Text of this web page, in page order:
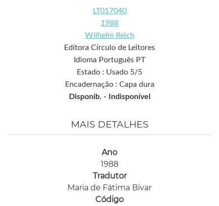
LT017040
1988
Wilhelm Reich
Editora Círculo de Leitores
Idioma Português PT
Estado : Usado 5/5
Encadernação : Capa dura
Disponib. -
Indisponível
MAIS DETALHES
Ano
1988
Tradutor
Maria de Fátima Bivar
Código